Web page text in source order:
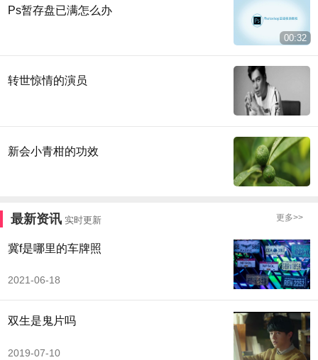
Ps暂存盘已满怎么办
00:32
转世惊情的演员
新会小青柑的功效
最新资讯 实时更新 更多>>
冀f是哪里的车牌照
2021-06-18
双生是鬼片吗
2019-07-10